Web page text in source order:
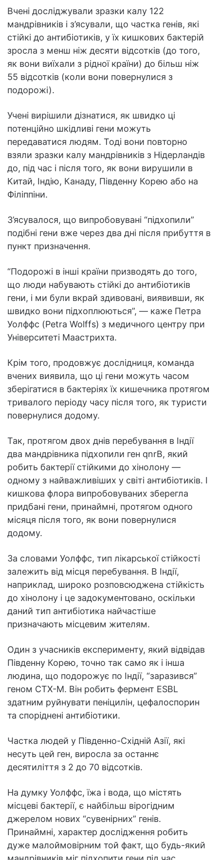
Вчені досліджували зразки калу 122
мандрівників і з’ясували, що частка генів, які
стійкі до антибіотиків, у їх кишкових бактерій
зросла з менш ніж десяти відсотків (до того,
як вони виїхали з рідної країни) до більш ніж
55 відсотків (коли вони повернулися з
подорожі).
Учені вирішили дізнатися, як швидко ці
потенційно шкідливі гени можуть
передаватися людям. Тоді вони повторно
взяли зразки калу мандрівників з Нідерландів
до, під час і після того, як вони вирушили в
Китай, Індію, Канаду, Південну Корею або на
Філіппіни.
З’ясувалося, що випробовувані “підхопили”
подібні гени вже через два дні після прибуття в
пункт призначення.
“Подорожі в інші країни призводять до того,
що люди набувають стійкі до антибіотиків
гени, і ми були вкрай здивовані, виявивши, як
швидко вони підхоплюються”, — каже Петра
Уолффс (Petra Wolffs) з медичного центру при
Університеті Маастрихта.
Крім того, продовжує дослідниця, команда
вчених виявила, що ці гени можуть часом
зберігатися в бактеріях їх кишечника протягом
тривалого періоду часу після того, як туристи
повернулися додому.
Так, протягом двох днів перебування в Індії
два мандрівника підхопили ген qnrB, який
робить бактерії стійкими до хінолону —
одному з найважливіших у світі антибіотиків. І
кишкова флора випробовуваних зберегла
придбані гени, принаймні, протягом одного
місяця після того, як вони повернулися
додому.
За словами Уолффс, тип лікарської стійкості
залежить від місця перебування. В Індії,
наприклад, широко розповсюджена стійкість
до хінолону і це задокументовано, оскільки
даний тип антибіотика найчастіше
призначають місцевим жителям.
Один з учасників експерименту, який відвідав
Південну Корею, точно так само як і інша
людина, що подорожує по Індії, “заразився”
геном CTX-M. Він робить фермент ESBL
здатним руйнувати пеніцилін, цефалоспорин
та споріднені антибіотики.
Частка людей у Південно-Східній Азії, які
несуть цей ген, виросла за останнє
десятиліття з 2 до 70 відсотків.
На думку Уолффс, їжа і вода, що містять
місцеві бактерії, є найбільш вірогідним
джерелом нових “сувенірних” генів.
Принаймні, характер дослідження робить
дуже малоймовірним той факт, що будь-який